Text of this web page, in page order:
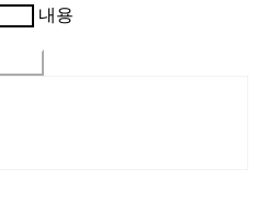
내용